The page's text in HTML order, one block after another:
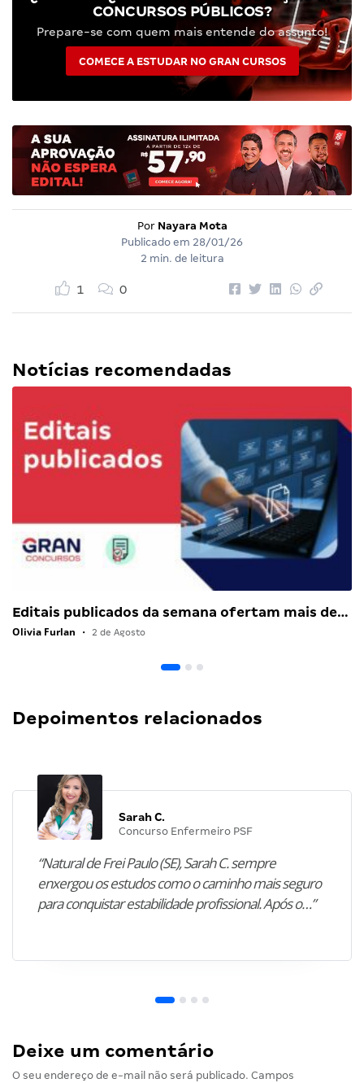
CONCURSOS PÚBLICOS?
Prepare-se com quem mais entende do assunto!
COMECE A ESTUDAR NO GRAN CURSOS
Por Nayara Mota
Publicado em 28/01/26
2 min. de leitura
1 0
Notícias recomendadas
Editais publicados da semana ofertam mais de…
Olivia Furlan • 2 de Agosto
Depoimentos relacionados
Sarah C.
Concurso Enfermeiro PSF
“Natural de Frei Paulo (SE), Sarah C. sempre
enxergou os estudos como o caminho mais seguro
para conquistar estabilidade profissional. Após o…”
Deixe um comentário
O seu endereço de e-mail não será publicado. Campos